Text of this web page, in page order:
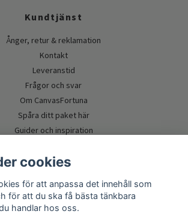
Kundtjänst
Ånger, retur & reklamation
Kontakt
Leveranstid
Frågor och svar
Om CanvasFortuna
Spåra ditt paket här
Guider och inspiration
cookies
för att anpassa det innehåll som
för att du ska få bästa tänkbara
handlar hos oss.